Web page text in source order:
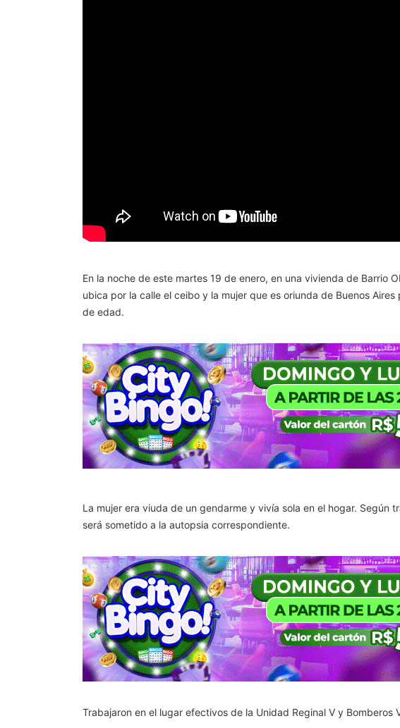
En la noche de este martes 19 de enero, en una vivienda de Barrio
ubica por la calle el ceibo y la mujer que es oriunda de Buenos
de edad.
La mujer era viuda de un gendarme y vivía sola en el hogar.
será sometido a la autopsia correspondiente.
Trabajaron en el lugar efectivos de la Unidad Reginal V y Bomberos